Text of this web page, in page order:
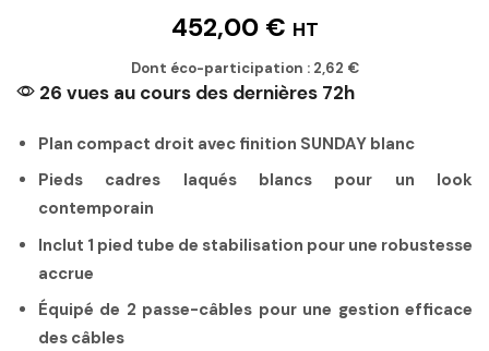
452,00 € HT
Dont éco-participation : 2,62 €
26 vues au cours des dernières 72h
Plan compact droit avec finition SUNDAY blanc
Pieds cadres laqués blancs pour un look
contemporain
Inclut 1 pied tube de stabilisation pour une robustesse
accrue
Équipé de 2 passe-câbles pour une gestion efficace
des câbles